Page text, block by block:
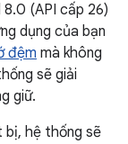
(API cấp 26)
dụng của bạn
đệm mà không
sẽ giải
giữ.
bị, hệ thống sẽ